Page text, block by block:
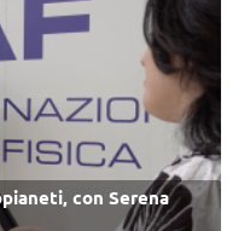
con Serena